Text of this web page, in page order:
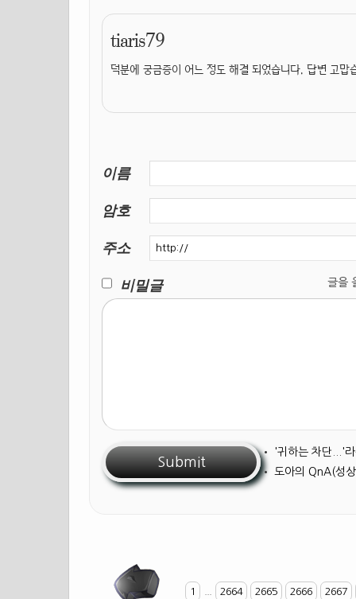
tiaris79
덕분에 궁금증이 어느 정도 해결 되었습니다. 답변 고맙
이름
암호
주소
비밀글
글을
• '귀하는 차단...'
• 도아의 QnA(성
1 2664 2665 2666 2667